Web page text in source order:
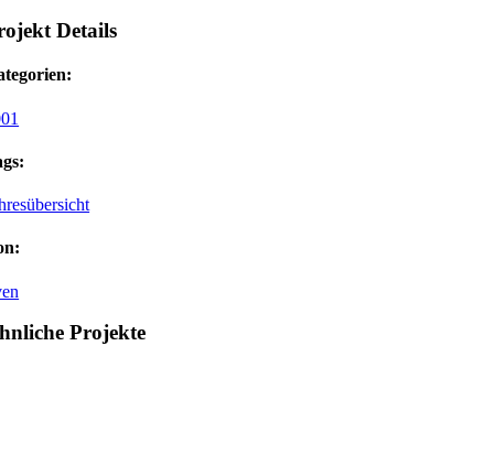
Details
Projekte